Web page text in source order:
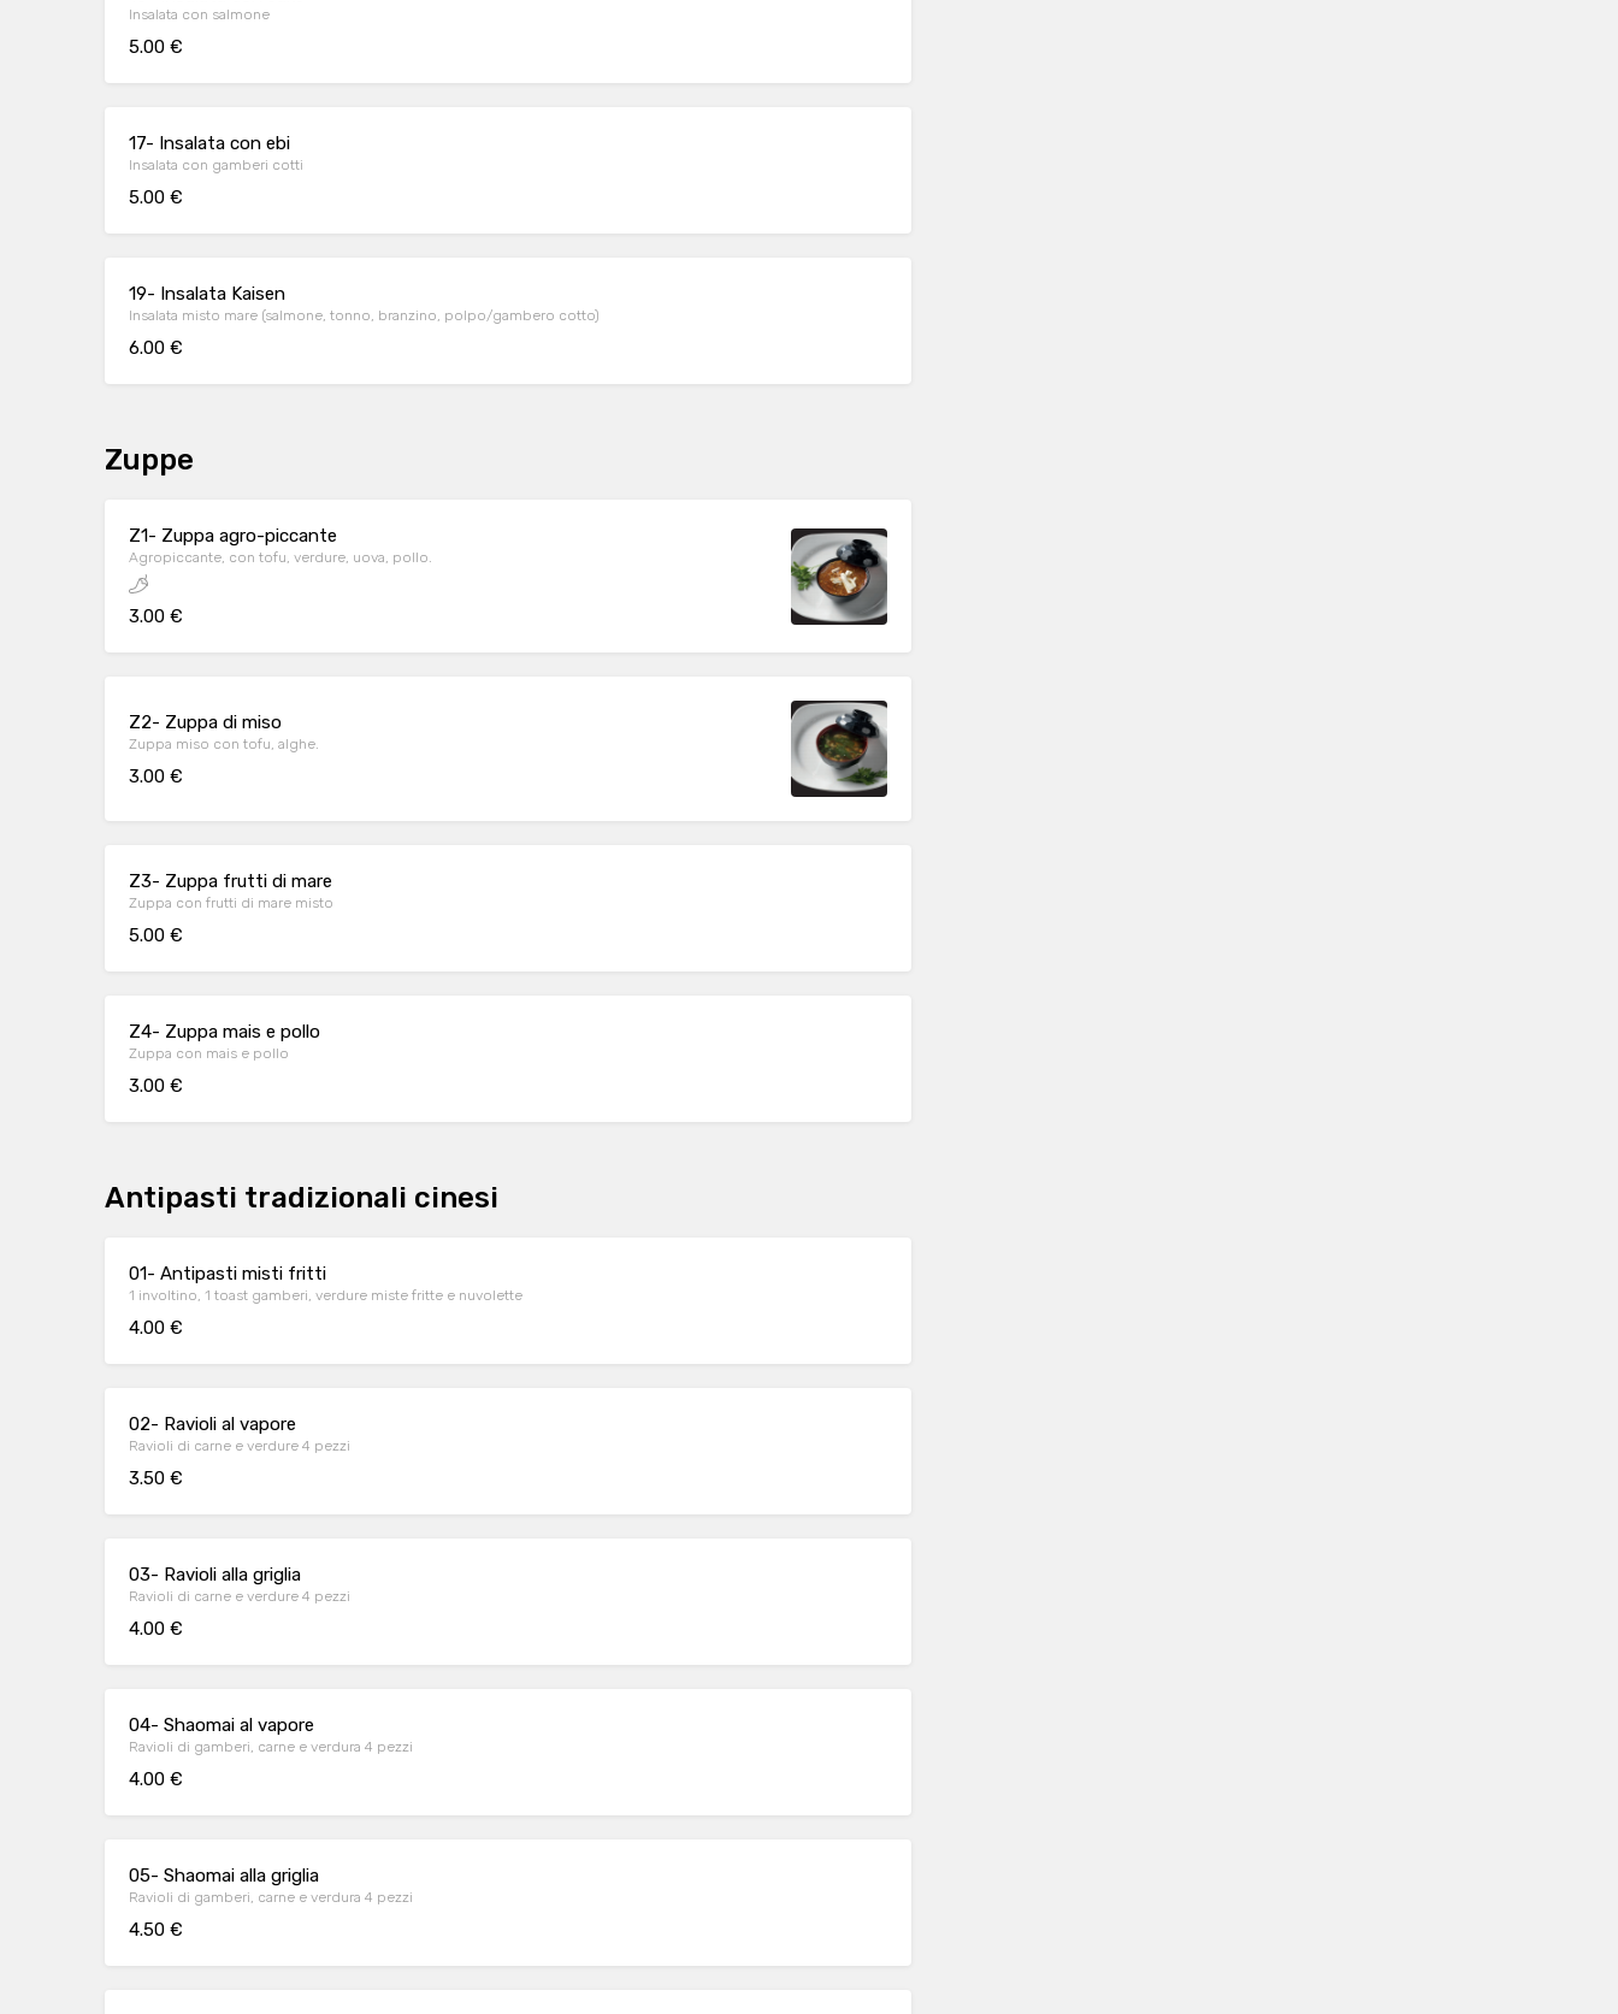
Insalata con salmone
5.00 €
17- Insalata con ebi
Insalata con gamberi cotti
5.00 €
19- Insalata Kaisen
Insalata misto mare (salmone, tonno, branzino, polpo/gambero cotto)
6.00 €
Zuppe
Z1- Zuppa agro-piccante
Agropiccante, con tofu, verdure, uova, pollo.
3.00 €
Z2- Zuppa di miso
Zuppa miso con tofu, alghe.
3.00 €
Z3- Zuppa frutti di mare
Zuppa con frutti di mare misto
5.00 €
Z4- Zuppa mais e pollo
Zuppa con mais e pollo
3.00 €
Antipasti tradizionali cinesi
01- Antipasti misti fritti
1 involtino, 1 toast gamberi, verdure miste fritte e nuvolette
4.00 €
02- Ravioli al vapore
Ravioli di carne e verdure 4 pezzi
3.50 €
03- Ravioli alla griglia
Ravioli di carne e verdure 4 pezzi
4.00 €
04- Shaomai al vapore
Ravioli di gamberi, carne e verdura 4 pezzi
4.00 €
05- Shaomai alla griglia
Ravioli di gamberi, carne e verdura 4 pezzi
4.50 €